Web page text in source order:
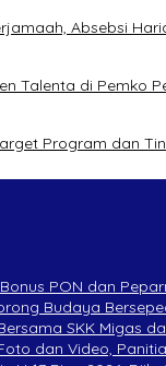
Absebsi
Talenta di Pemko
Program dan
PON dan
Budaya
SKK Migas
dan Video,